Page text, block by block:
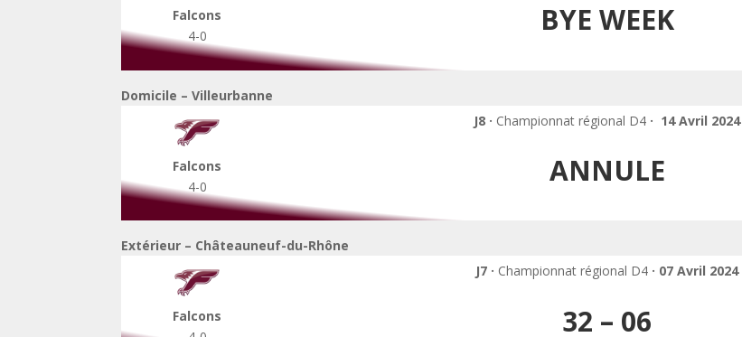
Falcons
4-0
BYE WEEK
Domicile – Villeurbanne
Falcons
4-0
J8 · Championnat régional D4 · 14 Avril 2024
ANNULE
Extérieur – Châteauneuf-du-Rhône
Falcons
J7 · Championnat régional D4 · 07 Avril 2024
32 – 06